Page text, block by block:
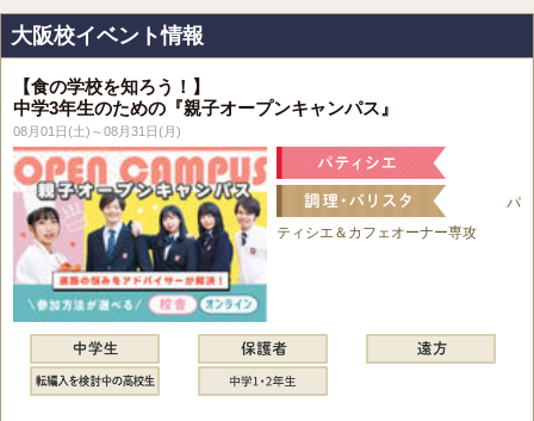
大阪校イベント情報
【食の学校を知ろう！】
中学3年生のための『親子オープンキャンパス』
08月01日(土)～08月31日(月)
パ
ティシエ＆カフェオーナー専攻